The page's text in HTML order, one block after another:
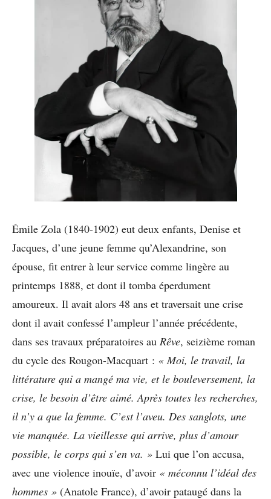
Émile Zola (1840-1902) eut deux enfants, Denise et
Jacques, d’une jeune femme qu’Alexandrine, son
épouse, fit entrer à leur service comme lingère au
printemps 1888, et dont il tomba éperdument
amoureux. Il avait alors 48 ans et traversait une crise
dont il avait confessé l’ampleur l’année précédente,
dans ses travaux préparatoires au Rêve, seizième roman
du cycle des Rougon-Macquart : « Moi, le travail, la
littérature qui a mangé ma vie, et le bouleversement, la
crise, le besoin d’être aimé. Après toutes les recherches,
il n’y a que la femme. C’est l’aveu. Des sanglots, une
vie manquée. La vieillesse qui arrive, plus d’amour
possible, le corps qui s’en va. » Lui que l’on accusa,
avec une violence inouïe, d’avoir « méconnu l’idéal des
hommes » (Anatole France), d’avoir pataugé dans la